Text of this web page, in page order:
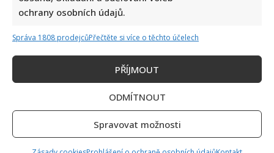
ochrany osobních údajů.
Správa 1808 prodejcůPřečtěte si více o těchto účelech
PŘÍJMOUT
ODMÍTNOUT
Spravovat možnosti